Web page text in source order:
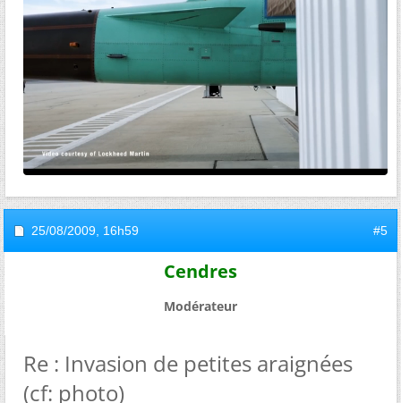
25/08/2009, 16h59 #5
Cendres
Modérateur
Re : Invasion de petites araignées
(cf: photo)